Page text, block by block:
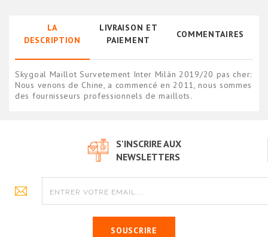
LA
DESCRIPTION
LIVRAISON ET
PAIEMENT
COMMENTAIRES
Skygoal Maillot Survetement Inter Milán 2019/20 pas cher:
Nous venons de Chine, a commencé en 2011, nous sommes
des fournisseurs professionnels de maillots.
S'INSCRIRE AUX
NEWSLETTERS
SOUSCRIRE